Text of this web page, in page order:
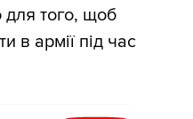
для того, щоб
в армії під час